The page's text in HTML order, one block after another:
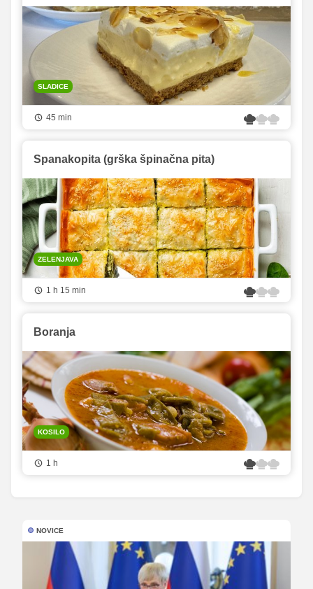
SLADICE
45 min
Spanakopita (grška špinačna pita)
ZELENJAVA
1 h 15 min
Boranja
KOSILO
1 h
NOVICE